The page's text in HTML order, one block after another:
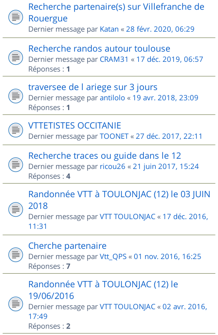
Recherche partenaire(s) sur Villefranche de
Rouergue
Dernier message par Katan « 28 févr. 2020, 06:29
Recherche randos autour toulouse
Dernier message par CRAM31 « 17 déc. 2019, 06:57
Réponses : 1
traversee de l ariege sur 3 jours
Dernier message par antilolo « 19 avr. 2018, 23:09
Réponses : 1
VTTETISTES OCCITANIE
Dernier message par TOONET« 27 déc. 2017, 22:11
Recherche traces ou guide dans le 12
Dernier message par ricou26 « 21 juin 2017, 15:24
Réponses : 4
Randonnée VTT à TOULONJAC (12) le 03 JUIN
2018
Dernier message par VTT TOULONJAC « 17 déc. 2016,
11:31
Cherche partenaire
Dernier message par Vtt_QPS « 01 nov. 2016, 16:25
Réponses : 7
Randonnée VTT à TOULONJAC (12) le
19/06/2016
Dernier message par VTT TOULONJAC « 02 avr. 2016,
17:49
Réponses : 2